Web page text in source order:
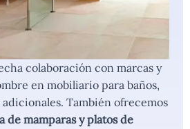
colaboración con marcas y
en mobiliario para baños,
También ofrecemos
de mamparas y platos de